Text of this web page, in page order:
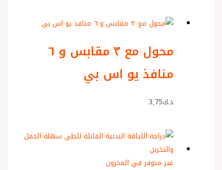
محول مع ٣ مقابس و ٦
منافذ يو اس بي
د.ك3٫75
غير متوفر في المخزون